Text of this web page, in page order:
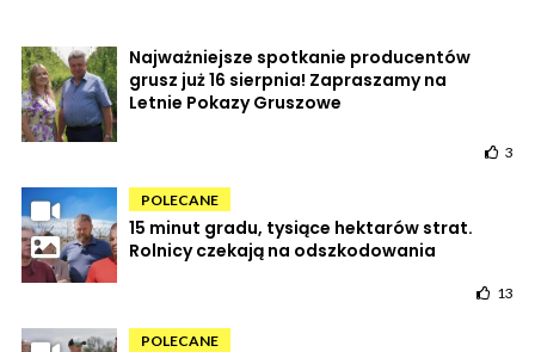
Najważniejsze spotkanie producentów
grusz już 16 sierpnia! Zapraszamy na
Letnie Pokazy Gruszowe
3
POLECANE
15 minut gradu, tysiące hektarów strat.
Rolnicy czekają na odszkodowania
13
POLECANE